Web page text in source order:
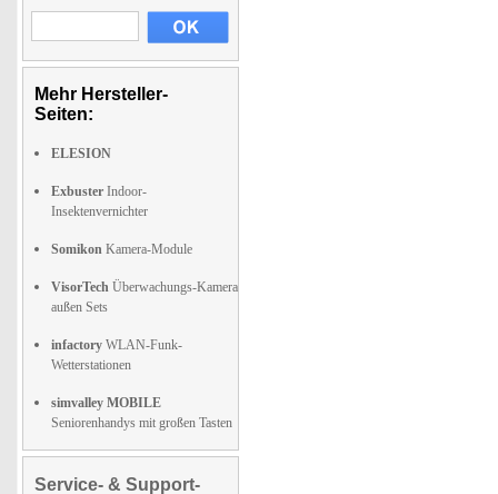
Mehr Hersteller-
Seiten:
ELESION
Exbuster Indoor-
Insektenvernichter
Somikon Kamera-Module
VisorTech Überwachungs-Kamera
außen Sets
infactory WLAN-Funk-
Wetterstationen
simvalley MOBILE
Seniorenhandys mit großen Tasten
Service- & Support-